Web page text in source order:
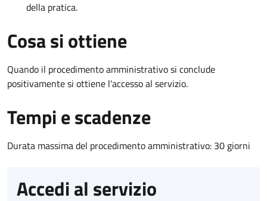
della pratica.
Cosa si ottiene
Quando il procedimento amministrativo si conclude
positivamente si ottiene l'accesso al servizio.
Tempi e scadenze
Durata massima del procedimento amministrativo: 30 giorni
Accedi al servizio